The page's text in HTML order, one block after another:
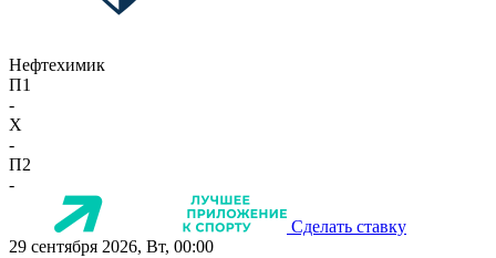
Нефтехимик
П1
-
X
-
П2
-
Сделать ставку
29 сентября 2026, Вт, 00:00